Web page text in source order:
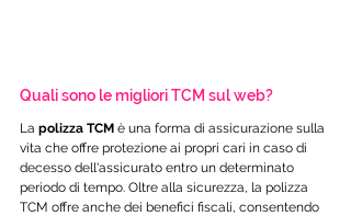
Quali sono le migliori TCM sul web?
La polizza TCM è una forma di assicurazione sulla
vita che offre protezione ai propri cari in caso di
decesso dell'assicurato entro un determinato
periodo di tempo. Oltre alla sicurezza, la polizza
TCM offre anche dei benefici fiscali, consentendo